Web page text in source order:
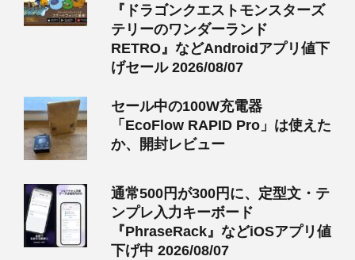
『ドラゴンクエストモンスターズ
テリーのワンダーランド
RETRO』などAndroidアプリ値下
げセール 2026/08/07
セール中の100W充電器
「EcoFlow RAPID Pro」は使えた
か、開封レビュー
通常500円が300円に、定型文・テ
ンプレ入力キーボード
『PhraseRack』などiOSアプリ値
下げ中 2026/08/07